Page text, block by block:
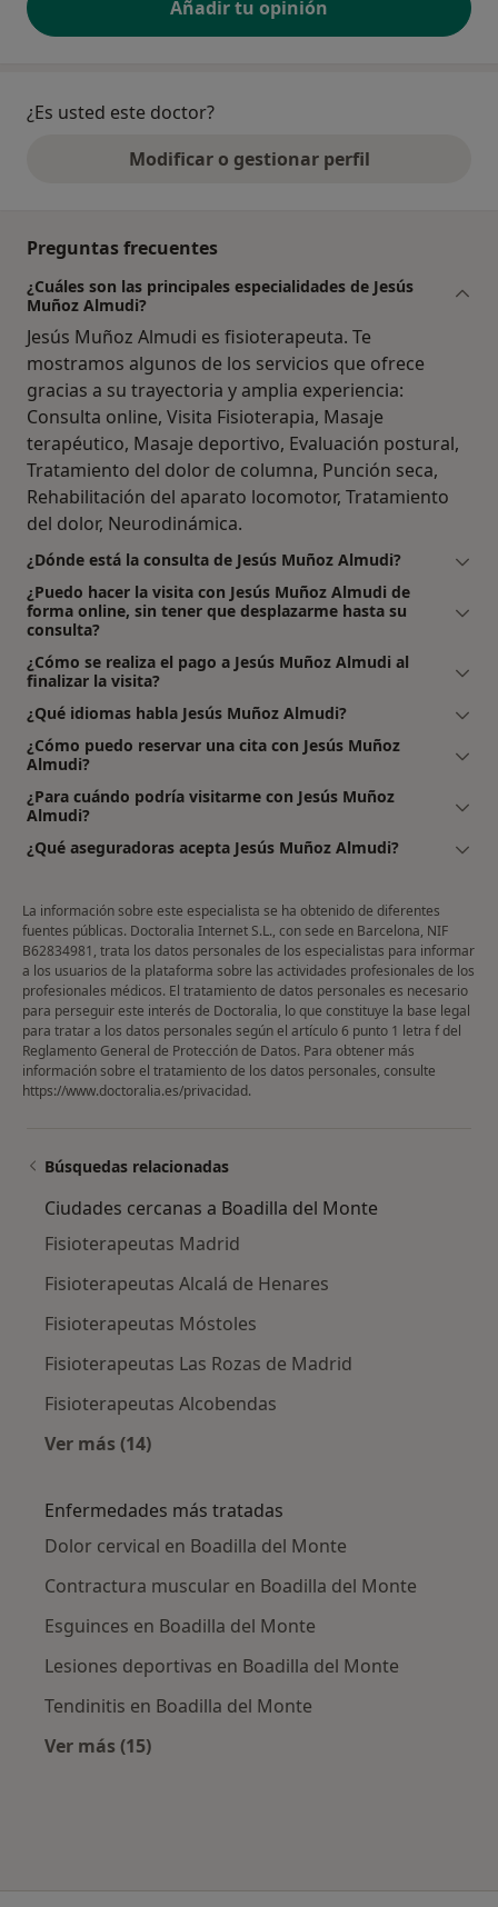
Añadir tu opinión
¿Es usted este doctor?
Modificar o gestionar perfil
Preguntas frecuentes
¿Cuáles son las principales especialidades de Jesús
Muñoz Almudi?
Jesús Muñoz Almudi es fisioterapeuta. Te
mostramos algunos de los servicios que ofrece
gracias a su trayectoria y amplia experiencia:
Consulta online, Visita Fisioterapia, Masaje
terapéutico, Masaje deportivo, Evaluación postural,
Tratamiento del dolor de columna, Punción seca,
Rehabilitación del aparato locomotor, Tratamiento
del dolor, Neurodinámica.
¿Dónde está la consulta de Jesús Muñoz Almudi?
¿Puedo hacer la visita con Jesús Muñoz Almudi de
forma online, sin tener que desplazarme hasta su
consulta?
¿Cómo se realiza el pago a Jesús Muñoz Almudi al
finalizar la visita?
¿Qué idiomas habla Jesús Muñoz Almudi?
¿Cómo puedo reservar una cita con Jesús Muñoz
Almudi?
¿Para cuándo podría visitarme con Jesús Muñoz
Almudi?
¿Qué aseguradoras acepta Jesús Muñoz Almudi?
La información sobre este especialista se ha obtenido de diferentes
fuentes públicas. Doctoralia Internet S.L., con sede en Barcelona, NIF
B62834981, trata los datos personales de los especialistas para informar
a los usuarios de la plataforma sobre las actividades profesionales de los
profesionales médicos. El tratamiento de datos personales es necesario
para perseguir este interés de Doctoralia, lo que constituye la base legal
para tratar a los datos personales según el artículo 6 punto 1 letra f del
Reglamento General de Protección de Datos. Para obtener más
información sobre el tratamiento de los datos personales, consulte
https://www.doctoralia.es/privacidad.
Búsquedas relacionadas
Ciudades cercanas a Boadilla del Monte
Fisioterapeutas Madrid
Fisioterapeutas Alcalá de Henares
Fisioterapeutas Móstoles
Fisioterapeutas Las Rozas de Madrid
Fisioterapeutas Alcobendas
Ver más (14)
Enfermedades más tratadas
Dolor cervical en Boadilla del Monte
Contractura muscular en Boadilla del Monte
Esguinces en Boadilla del Monte
Lesiones deportivas en Boadilla del Monte
Tendinitis en Boadilla del Monte
Ver más (15)